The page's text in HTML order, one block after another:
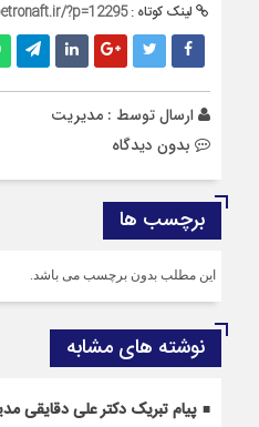
لینک کوتاه :?p=12295
ارسال توسط : مدیریت
بدون دیدگاه
برچسب ها
این مطلب بدون برچسب می باشد.
نوشته های مشابه
پیام تبریک دکتر علی دقایقی